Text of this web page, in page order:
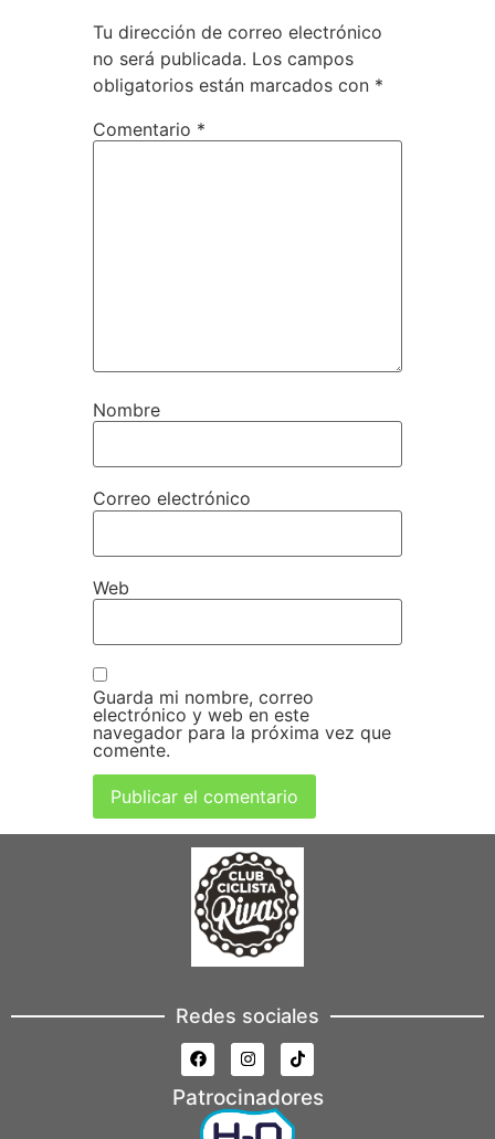
Tu dirección de correo electrónico
no será publicada. Los campos
obligatorios están marcados con *
Comentario *
Nombre
Correo electrónico
Web
Guarda mi nombre, correo
electrónico y web en este
navegador para la próxima vez que
comente.
Redes sociales
Patrocinadores